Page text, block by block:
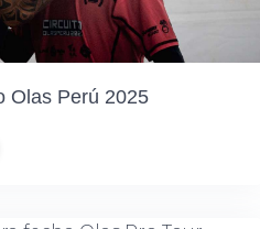
Olas Perú 2025